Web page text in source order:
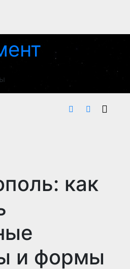
как
и формы